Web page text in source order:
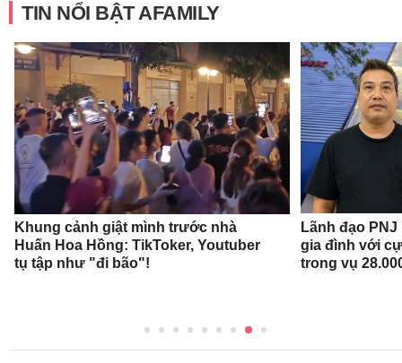
TIN NỔI BẬT AFAMILY
Khung cảnh giật mình trước nhà
Huấn Hoa Hồng: TikToker, Youtuber
tụ tập như "đi bão"!
Lãnh đạo
gia đình với
trong vụ